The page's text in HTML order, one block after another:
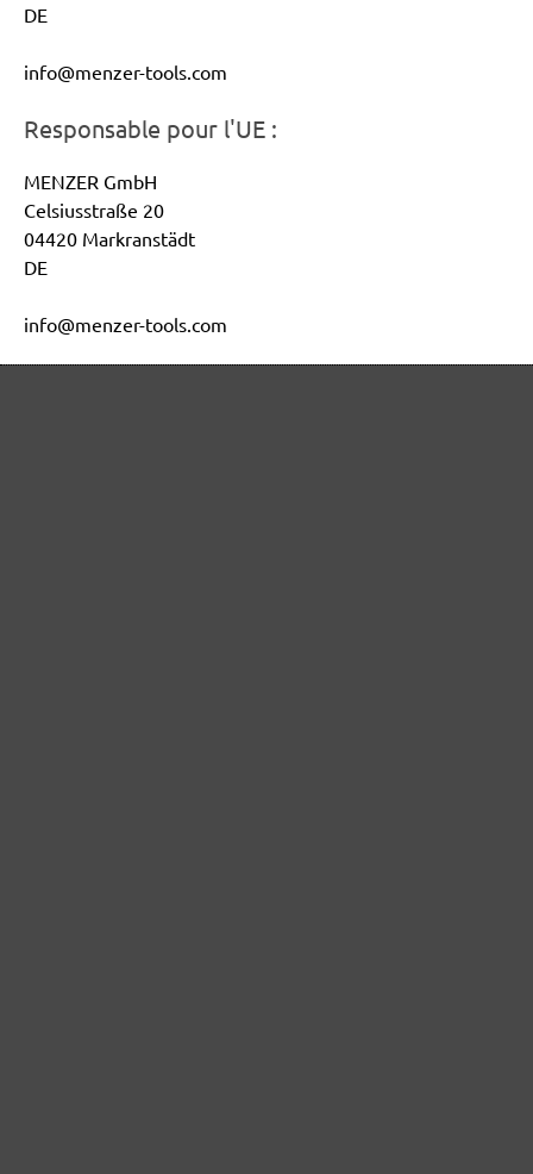
DE
info@menzer-tools.com
Responsable pour l'UE :
MENZER GmbH
Celsiusstraße 20
04420 Markranstädt
DE
info@menzer-tools.com